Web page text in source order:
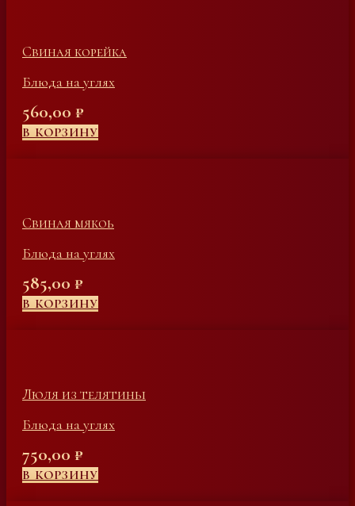
Свиная корейка
Блюда на углях
560,00 ₽
В КОРЗИНУ
Свиная мякоь
Блюда на углях
585,00 ₽
В КОРЗИНУ
Люля из телятины
Блюда на углях
750,00 ₽
В КОРЗИНУ